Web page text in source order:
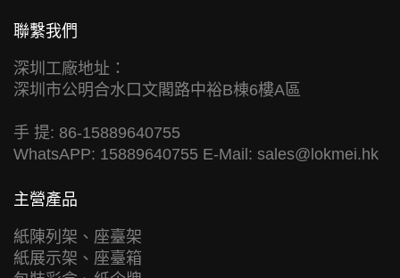
聯繫我們
深圳工廠地址：
深圳市公明合水口文閣路中裕B棟6樓A區
手 提: 86-15889640755
WhatsAPP: 15889640755 E-Mail: sales@lokmei.hk
主營產品
紙陳列架、座臺架
紙展示架、座臺箱